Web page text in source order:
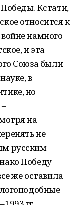
Кстати,
относится к
намного
и эта
Союза были
в
но
на
не
русским
Победу
же оставила